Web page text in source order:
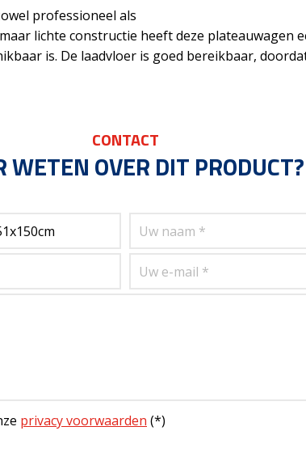
professioneel als
lichte constructie heeft deze plateauwagen
is. De laadvloer is goed bereikbaar,
CONTACT
WETEN OVER DIT PRODUCT?
privacy voorwaarden (*)